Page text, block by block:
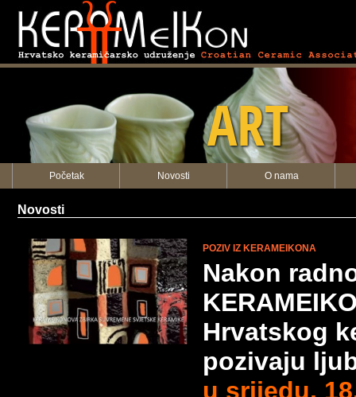
ART
Početak Novosti O nama
Novosti
POZIV IZ KERAMEIKONA
Nakon
Hrvatskog
pozivaju
u srijedu,